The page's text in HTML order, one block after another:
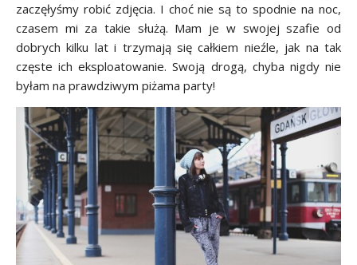
zaczęłyśmy robić zdjęcia. I choć nie są to spodnie na noc,
czasem mi za takie służą. Mam je w swojej szafie od
dobrych kilku lat i trzymają się całkiem nieźle, jak na tak
częste ich eksploatowanie. Swoją drogą, chyba nigdy nie
byłam na prawdziwym piżama party!